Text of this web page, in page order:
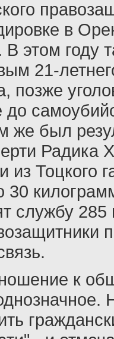
в
В этом году
21-
позже
до
же был
Радика
из Тоцкого
30
службу
к